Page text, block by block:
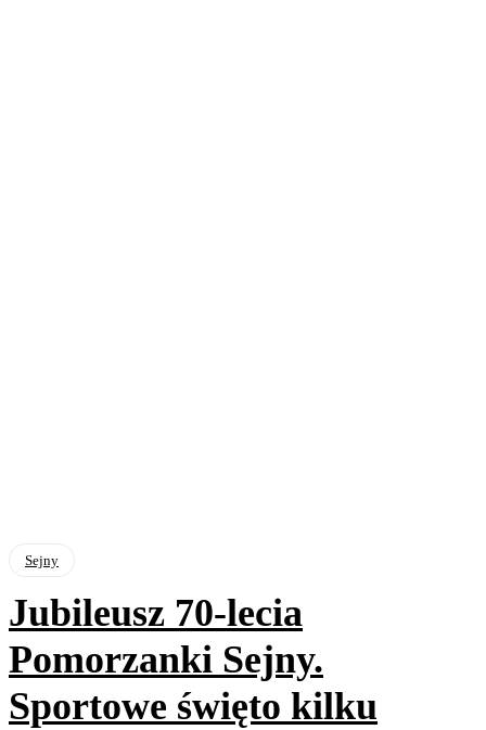
Sejny
Jubileusz 70-lecia
Pomorzanki Sejny.
Sportowe święto kilku